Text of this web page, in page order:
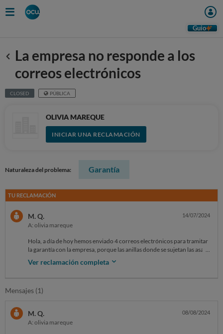
Guio
Anterior
La empresa no responde a los
correos electrónicos
CLOSED PÚBLICA
OLIVIA MAREQUE
INICIAR UNA RECLAMACIÓN
Naturaleza del problema: Garantía
TU RECLAMACIÓN
M. Q.
A: olivia mareque
14/07/2024
Hola, a día de hoy hemos enviado 4 correos electrónicos para tramitar
la garantía con la empresa, porque las anillas donde se sujetan las asas
se han salido de su sitio en menos de 3 meses, y aún no han respondido
a ninguno de ellos. Nos gustaría tramitar la garantía para solucionar
Ver reclamación completa
Mensajes (1)
M. Q.
A: olivia mareque
08/08/2024